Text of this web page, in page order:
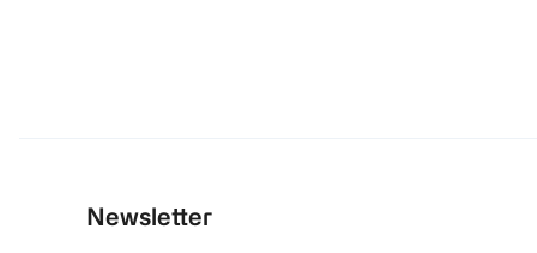
Newsletter